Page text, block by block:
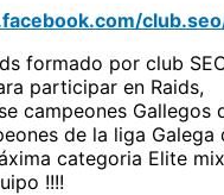
formado por club
participar en Raids,
campeones Gallegos
de la liga Galega
categoria Elite
!!!!